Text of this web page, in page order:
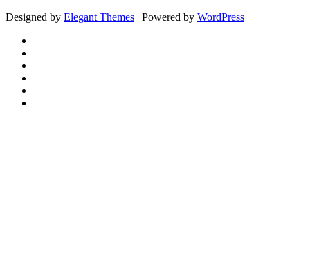
Designed by Elegant Themes | Powered by WordPress